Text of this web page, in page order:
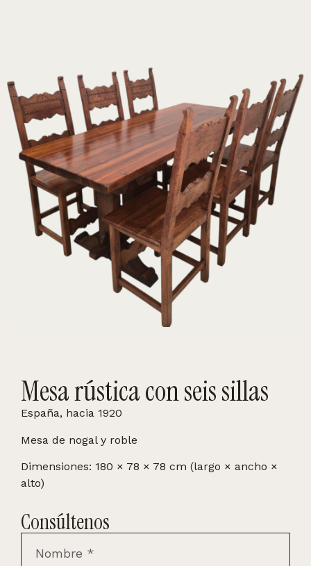
Mesa rústica con seis sillas
España, hacia 1920
Mesa de nogal y roble
Dimensiones: 180 × 78 × 78 cm (largo × ancho ×
alto)
Consúltenos